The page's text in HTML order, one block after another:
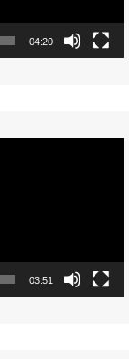
04:20
03:51